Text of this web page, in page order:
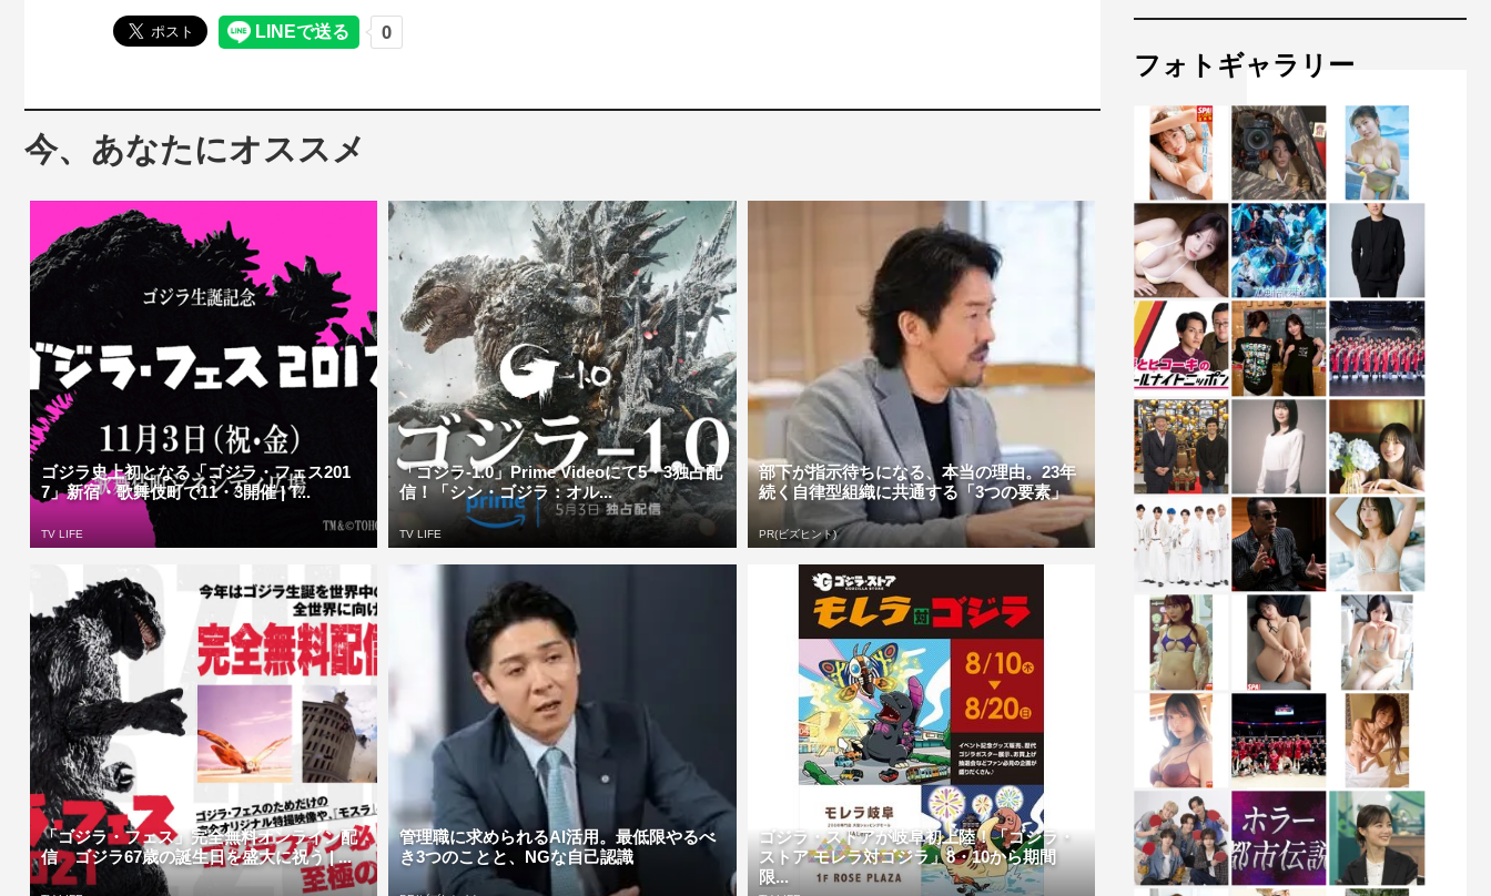
今、あなたにオススメ
ゴジラ史上初となる「ゴジラ・フェス201
7」新宿・歌舞伎町で11・3開催 | T...
TV LIFE
「ゴジラ-1.0」Prime Videoにて5・3独占配
信！「シン・ゴジラ：オル...
TV LIFE
部下が指示待ちになる、本当の理由。23年
続く自律型組織に共通する「3つの要素」
PR(ビズヒント)
「ゴジラ・フェス」完全無料オンライン配
信 ゴジラ67歳の誕生日を盛大に祝う | ...
管理職に求められるAI活用。最低限やるべ
き3つのことと、NGな自己認識
ゴジラ・ストアが岐阜初上陸！「ゴジラ・
ストア モレラ対ゴジラ」8・10から期間
限...
フォトギャラリー